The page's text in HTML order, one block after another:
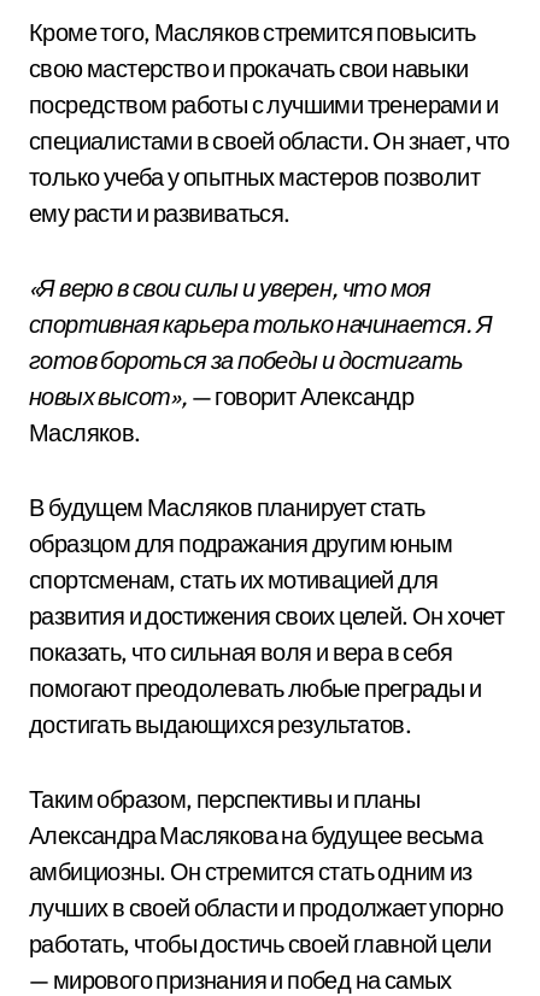
Кроме того, Масляков стремится повысить
свою мастерство и прокачать свои навыки
посредством работы с лучшими тренерами и
специалистами в своей области. Он знает, что
только учеба у опытных мастеров позволит
ему расти и развиваться.
«Я верю в свои силы и уверен, что моя
спортивная карьера только начинается. Я
готов бороться за победы и достигать
новых высот», — говорит Александр
Масляков.
В будущем Масляков планирует стать
образцом для подражания другим юным
спортсменам, стать их мотивацией для
развития и достижения своих целей. Он хочет
показать, что сильная воля и вера в себя
помогают преодолевать любые преграды и
достигать выдающихся результатов.
Таким образом, перспективы и планы
Александра Маслякова на будущее весьма
амбициозны. Он стремится стать одним из
лучших в своей области и продолжает упорно
работать, чтобы достичь своей главной цели
— мирового признания и побед на самых